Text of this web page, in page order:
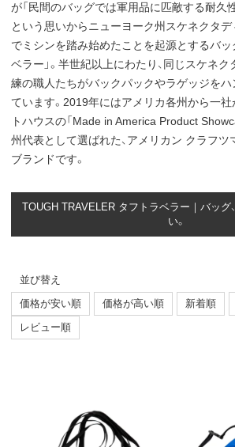
が「民間のバッグでは軍用品に匹敵する耐久
という思いからニューヨーク州スケネクタ
でミシンを踏み始めたことを起源とするバッ
ベラー」。半世紀以上にわたり、同じスケネ
練の職人たちがバックパックやラゲッジを
ています。2019年にはアメリカ各州から一
トハウスの「Made in America Product
州代表として選ばれた、アメリカン クラフツ
ブランドです。
TOUGH TRAVELER タフトラベラー｜バッグ
い。
並び替え
価格が安い順
価格が高い順 新着順
レビュー順